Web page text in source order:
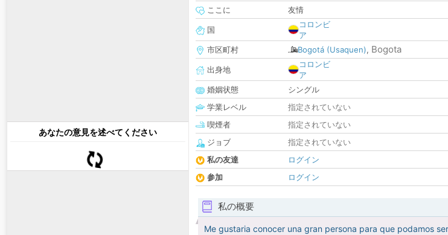
あなたの意見を述べてください
ここに
友情
国
コロンビ
ア
市区町村
Bogotá (Usaquen), Bogota
出身地
コロンビ
ア
婚姻状態
シングル
学業レベル
指定されていない
喫煙者
指定されていない
ジョブ
指定されていない
私の友達
ログイン
参加
ログイン
私の概要
Me gustaria conocer una gran persona para que podamos